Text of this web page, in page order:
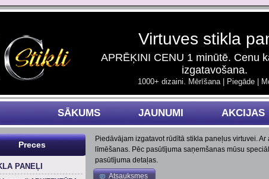
Virtuves stikla
APRĒĶINI CENU 1 minūtē. Cenu
izgatavošana.
1000+ dizaini. Mērīšana | Piegāde |
SĀKUMS JAUNUMI AKCIJAS
Piedāvājam izgatavot rūdītā stikla paneļus virtuvei.
līmēšanas. Pēc pasūtījuma saņemšanas mūsu
pasūtījuma detaļas.
Atsauksmes
Preces
PANEĻI